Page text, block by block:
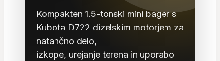
Kompakten 1.5-tonski mini bager s
Kubota D722 dizelskim motorjem za
natančno delo,
izkope, urejanje terena in uporabo